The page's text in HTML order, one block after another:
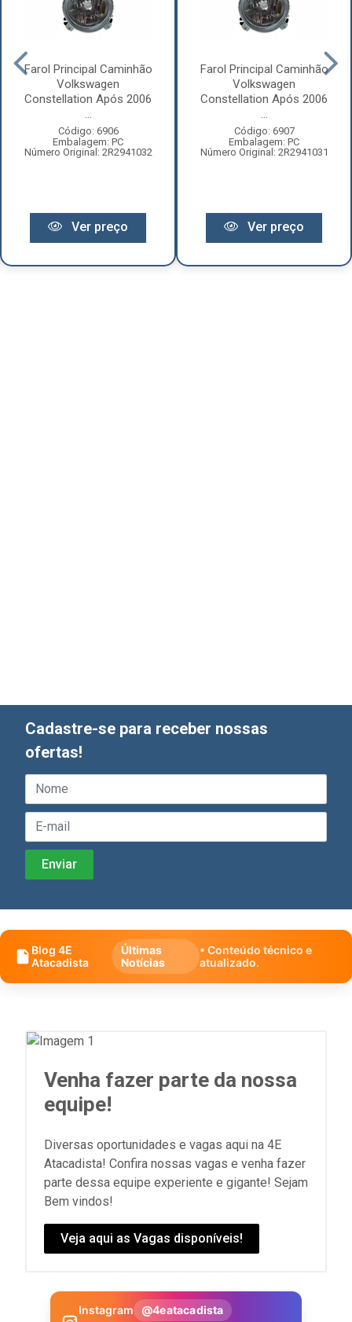
Farol Principal Caminhão
Volkswagen
Constellation Após 2006
...
Código: 6906
Embalagem: PC
Número Original: 2R2941032
Ver preço
Farol Principal Caminhão
Volkswagen
Constellation Após 2006
...
Código: 6907
Embalagem: PC
Número Original: 2R2941031
Ver preço
Cadastre-se para receber nossas
ofertas!
Blog 4E
Atacadista
Últimas
Notícias
• Conteúdo técnico e
atualizado.
Venha fazer parte da nossa
equipe!
Diversas oportunidades e vagas aqui na 4E
Atacadista! Confira nossas vagas e venha fazer
parte dessa equipe experiente e gigante! Sejam
Bem vindos!
Veja aqui as Vagas disponíveis!
Instagram
@4eatacadista